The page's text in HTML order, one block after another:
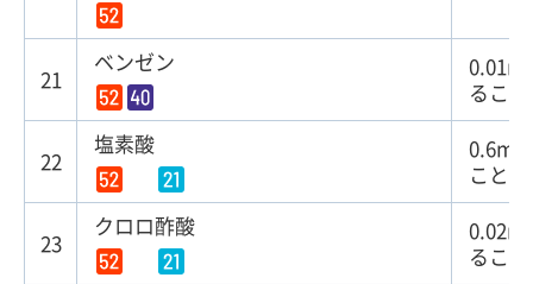
21
ベンゼン
ること
22
塩素酸
こと
23
クロロ酢酸
ること